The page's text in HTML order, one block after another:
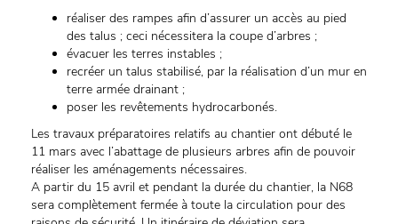
réaliser des rampes afin d’assurer un accès au pied
des talus ; ceci nécessitera la coupe d’arbres ;
évacuer les terres instables ;
recréer un talus stabilisé, par la réalisation d’un mur en
terre armée drainant ;
poser les revêtements hydrocarbonés.
Les travaux préparatoires relatifs au chantier ont débuté le
11 mars avec l’abattage de plusieurs arbres afin de pouvoir
réaliser les aménagements nécessaires.
A partir du 15 avril et pendant la durée du chantier, la N68
sera complètement fermée à toute la circulation pour des